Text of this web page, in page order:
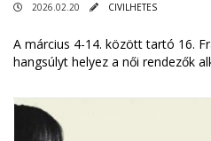
2026.02.20 CIVILHETES
A március 4-14. között tartó 16.
hangsúlyt helyez a női rendezők